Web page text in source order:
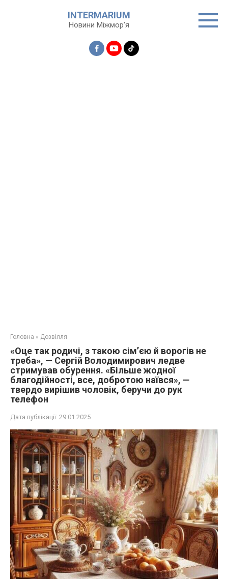
INTERMARIUM
Новини Міжмор'я
Головна » Дозвілля
«Оце так родичі, з такою сім’єю й ворогів не
треба», — Сергій Володимирович ледве
стримував обурення. «Більше жодної
благодійності, все, добротою наївся», —
твердо вирішив чоловік, беручи до рук
телефон
Дата публікації: 29.01.2025